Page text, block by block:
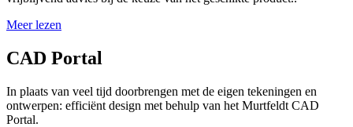
Meer lezen
CAD Portal
In plaats van veel tijd doorbrengen met de eigen tekeningen en
ontwerpen: efficiënt design met behulp van het Murtfeldt CAD
Portal.